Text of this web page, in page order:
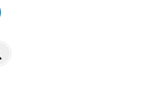
Pesquisar